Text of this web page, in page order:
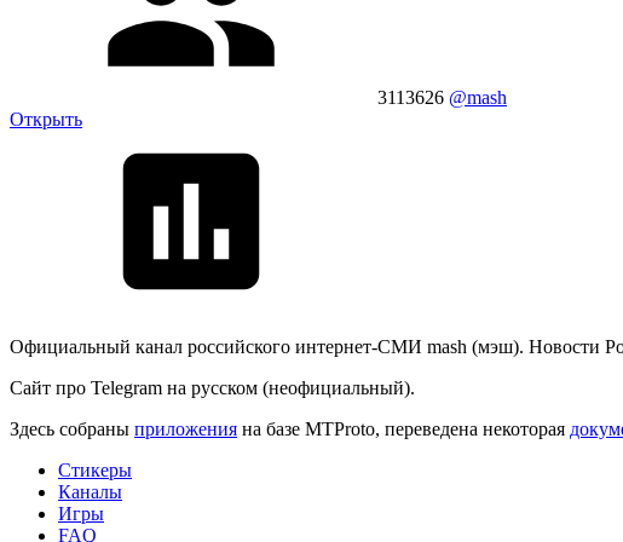
3113626 @mash
Открыть
Официальный канал российского интернет-СМИ mash (мэш). Новости
Сайт про Telegram на русском (неофициальный).
Здесь собраны приложения на базе MTProto, переведена некоторая
Стикеры
Каналы
Игры
FAQ